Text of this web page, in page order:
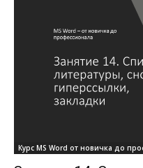
Курс MS Word от новичка до